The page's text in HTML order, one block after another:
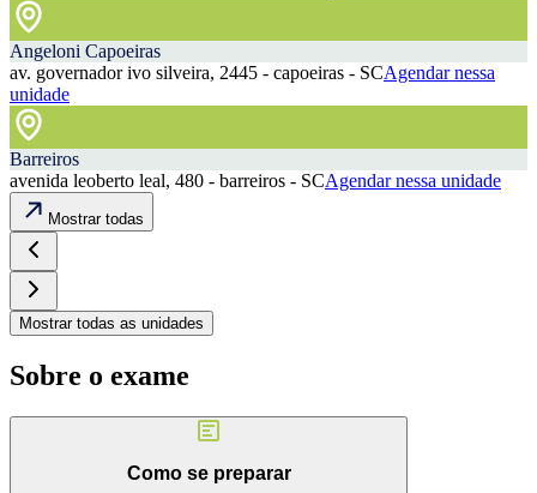
Angeloni Capoeiras
av. governador ivo silveira, 2445 - capoeiras - SCAgendar nessa
unidade
Barreiros
avenida leoberto leal, 480 - barreiros - SCAgendar nessa unidade
Mostrar todas
Mostrar todas as unidades
Sobre o exame
Como se preparar